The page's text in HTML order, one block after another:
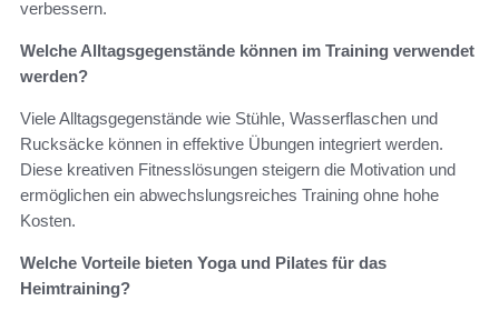
verbessern.
Welche Alltagsgegenstände können im Training verwendet
werden?
Viele Alltagsgegenstände wie Stühle, Wasserflaschen und
Rucksäcke können in effektive Übungen integriert werden.
Diese kreativen Fitnesslösungen steigern die Motivation und
ermöglichen ein abwechslungsreiches Training ohne hohe
Kosten.
Welche Vorteile bieten Yoga und Pilates für das
Heimtraining?